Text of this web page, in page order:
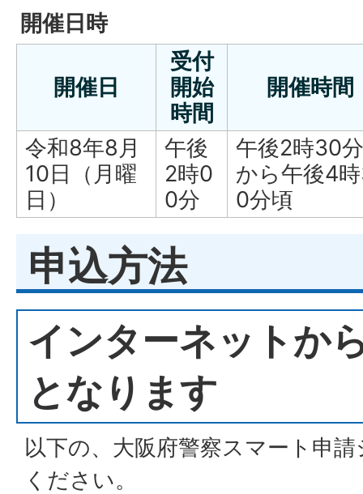
開催日時
開催日
受付
開始
時間
開催時間
令和8年8月
10日（月曜
日）
午後
2時0
0分
午後2時30分
から午後4
0分頃
申込方法
インターネットか
となります
以下の、大阪府警察スマート申
ください。